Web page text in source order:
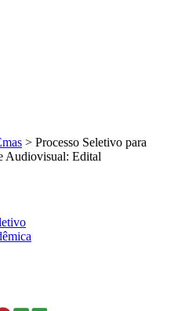
> Processo Seletivo para
Audiovisual: Edital